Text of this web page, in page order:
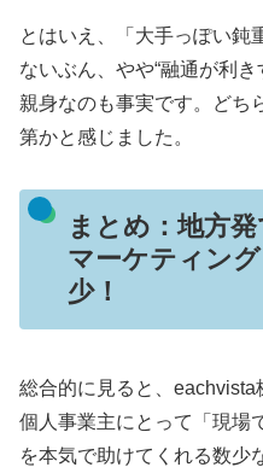
とはいえ、「大手っぽい鈍
ないぶん、やや“融通が利
親身なのも事実です。どち
第かと感じました。
まとめ：地方
マーケティン
少！
総合的に見ると、
個人事業主にとって「現場
を本気で助けてくれる数少